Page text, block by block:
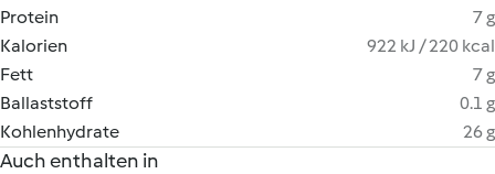
Protein
7 g
Kalorien
922 kJ / 220 kcal
Fett
7 g
Ballaststoff
0.1 g
Kohlenhydrate
26 g
Auch enthalten in